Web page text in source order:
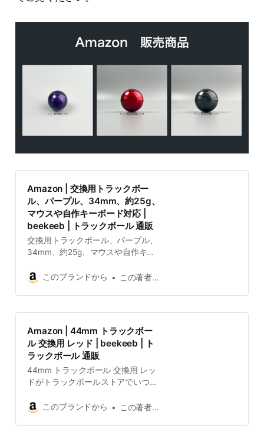
Amazon | 交換用トラックボー
ル、パープル、34mm、約25g、
マウスや自作キーボード対応 |
beekeeb | トラックボール 通販
交換用トラックボール、パープル、
34mm、約25g、マウスや自作キー
でいつでもお買い得。当日お急ぎ便
（一部除く）。
このブランドから この著者から
Amazon | 44mm トラックボー
ル 交換用 レッド | beekeeb | ト
ラックボール 通販
44mm トラックボール 交換用 レッ
ドがトラックボールストアでいつで
は、当日お届け可能です。アマゾン
このブランドから この著者から